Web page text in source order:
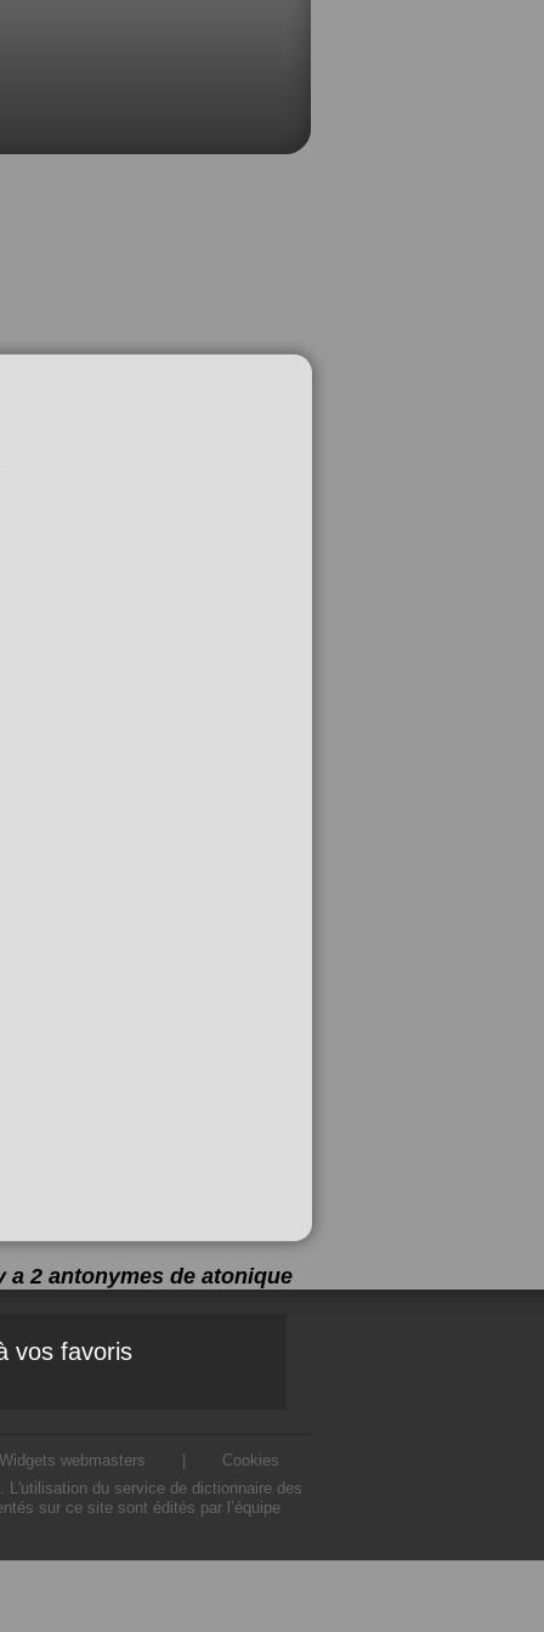
a 2 antonymes de atonique
vos favoris
Widgets webmasters
Cookies
du service de dictionnaire des
sur ce site sont édités par l’équipe